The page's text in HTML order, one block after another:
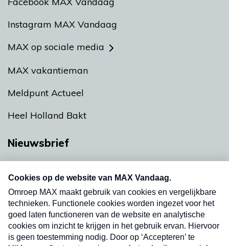
Instagram MAX Vandaag
MAX op sociale media
MAX vakantieman
Meldpunt Actueel
Heel Holland Bakt
Nieuwsbrief
nieuwsbrief. Elke vrijdag- en dinsdagochtend in
uw mailbox.
Verzend